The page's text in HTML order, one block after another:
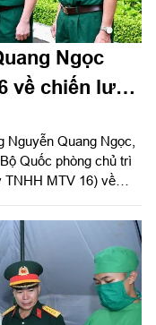
Ngọc
về chiến lược
Quang Ngọc,
Quốc phòng chủ trì
TNHH MTV 16) về